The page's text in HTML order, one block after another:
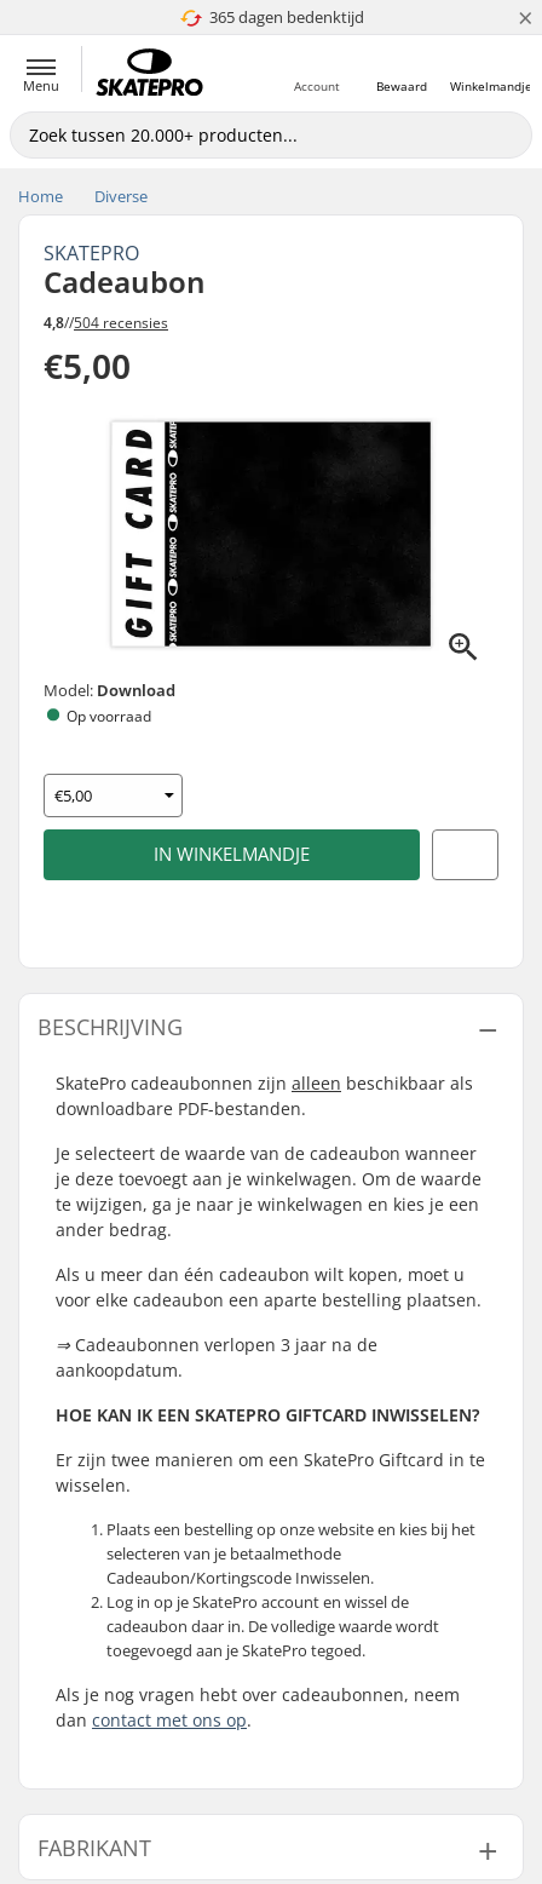
365 dagen bedenktijd
4.8 van 5 ×
Menu Winkelmandje
Bewaard
Account
Home Diverse
SKATEPRO
Cadeaubon
4,8//504 recensies
€5,00
Model: Download
Op voorraad
IN WINKELMANDJE
BESCHRIJVING
SkatePro cadeaubonnen zijn alleen beschikbaar als
downloadbare PDF-bestanden.
Je selecteert de waarde van de cadeaubon wanneer
je deze toevoegt aan je winkelwagen. Om de waarde
te wijzigen, ga je naar je winkelwagen en kies je een
ander bedrag.
Als u meer dan één cadeaubon wilt kopen, moet u
voor elke cadeaubon een aparte bestelling plaatsen.
⇒ Cadeaubonnen verlopen 3 jaar na de
aankoopdatum.
HOE KAN IK EEN SKATEPRO GIFTCARD INWISSELEN?
Er zijn twee manieren om een SkatePro Giftcard in te
wisselen.
Plaats een bestelling op onze website en kies bij het
selecteren van je betaalmethode
Cadeaubon/Kortingscode Inwisselen.
Log in op je SkatePro account en wissel de
cadeaubon daar in. De volledige waarde wordt
toegevoegd aan je SkatePro tegoed.
Als je nog vragen hebt over cadeaubonnen, neem
dan contact met ons op.
FABRIKANT